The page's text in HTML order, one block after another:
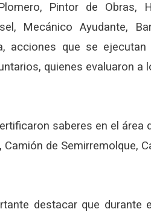
Pintor de Obras,
Mecánico Ayudante,
acciones que se
quienes evaluaron
saberes en el área
Camión de Semirremolque,
destacar que durante